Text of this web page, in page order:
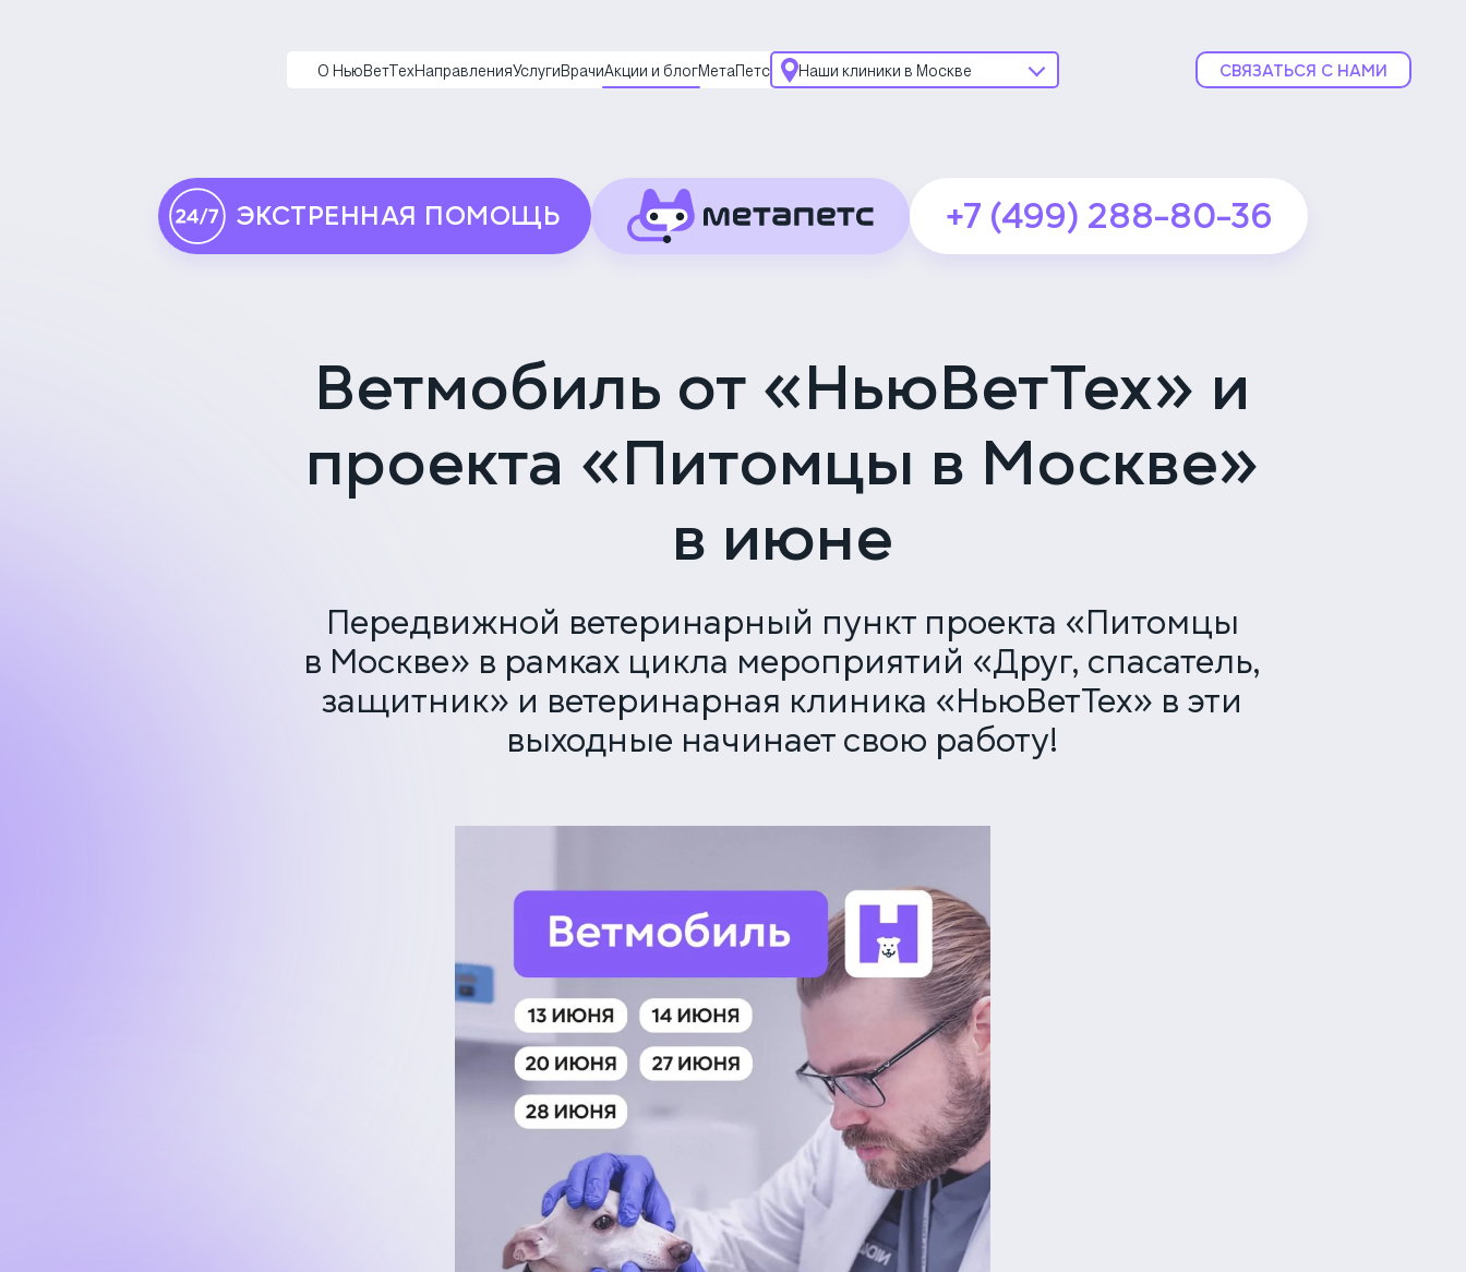
СВЯЗАТЬСЯ С НАМИ
О НьюВетТех НаправленияУслуги ВрачиАкции и блогМетаПетс Наши клиники в Москве
Серпуховская, 62к2
Круглосуточно
подробнее
Скоро открытие!
Клиника на Карамышевской
набережной
2А
подробнее
ЭКСТРЕННАЯ ПОМОЩЬ +7 (499) 288-80-36
Ветмобиль от «НьюВетТех» и
проекта «Питомцы в Москве»
в июне
Передвижной ветеринарный пункт проекта «Питомцы
в Москве» в рамках цикла мероприятий «Друг, спасатель,
защитник» и ветеринарная клиника «НьюВетТех» в эти
выходные начинает свою работу!
ЕДИНАЯ СПРАВОЧНАЯ (КРУГЛОСУТОЧНО)